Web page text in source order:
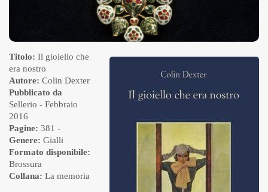
Titolo: Il gioiello che
era nostro
Autore: Colin Dexter
Pubblicato da
Sellerio - Febbraio
2016
Pagine: 381 -
Genere: Gialli
Formato disponibile:
Brossura
Collana: La memoria